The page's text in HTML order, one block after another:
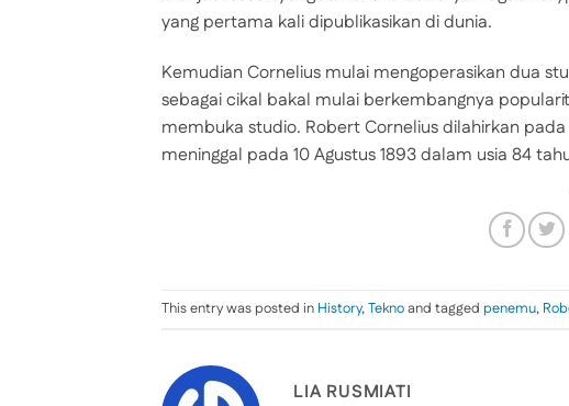
yang pertama kali dipublikasikan di dunia.
Kemudian Cornelius mulai mengoperasikan dua
sebagai cikal bakal mulai berkembangnya
membuka studio. Robert Cornelius dilahirkan
meninggal pada 10 Agustus 1893 dalam usia 84
This entry was posted in History,Teknoand tagged penemu,
LIA RUSMIATI